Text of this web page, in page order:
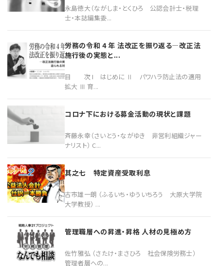
永島徳大（ながしま・とくひろ 公認会計士・税理
士・本誌編集委...
労務の令和 4 年 法改正を振り返る―改正法
施行後の実態と...
目 次 I はじめに Ⅱ パワハラ防止法の適用
拡大 Ⅲ 育...
コロナ下における募金活動の現状と課題
斉藤永幸（さいとう・ながゆき 非営利組織ジャー
ナリスト） C...
其之七 特定資産受取利息
古市雄一朗 （ふるいち・ゆういちろう 大原大学院
大学教授） ...
管理職層への昇進・昇格 人材の見極め方
佐竹雅弘 （さたけ・まさひろ 社会保険労務士）
管理者層への...